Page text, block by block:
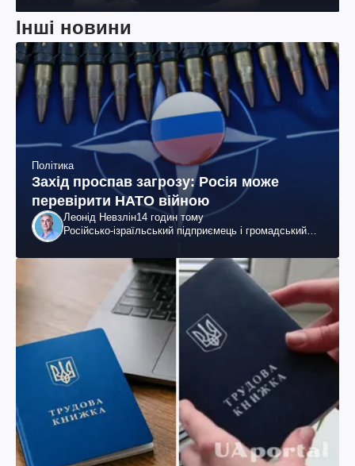
Інші новини
Політика
Захід проспав загрозу: Росія може
перевірити НАТО війною
Леонід Невзлін14 годин тому
Російсько-ізраїльський підприємець і громадський